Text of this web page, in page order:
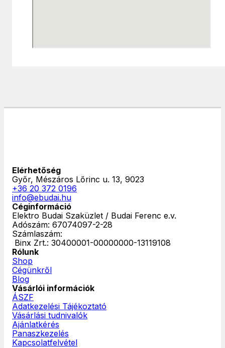
Elérhetőség
Győr, Mészáros Lőrinc u. 13, 9023
+36 20 372 0196
info@ebudai.hu
Céginformáció
Elektro Budai Szaküzlet / Budai Ferenc e.v.
Adószám: 67074097-2-28
Számlaszám:
‎ Binx Zrt.: 30400001-00000000-13119108
Rólunk
Shop
Cégünkről
Blog
Vásárlói információk
ÁSZF
Adatkezelési Tájékoztató
Vásárlási tudnivalók
Ajánlatkérés
Panaszkezelés
Kapcsolatfelvétel